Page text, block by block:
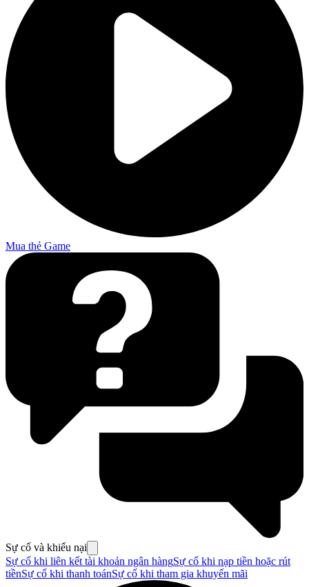
Mua thẻ Game
Sự cố và khiếu nại
Sự cố khi liên kết tài khoản ngân hàngSự cố khi nạp tiền hoặc rút
tiềnSự cố khi thanh toánSự cố khi tham gia khuyến mãi